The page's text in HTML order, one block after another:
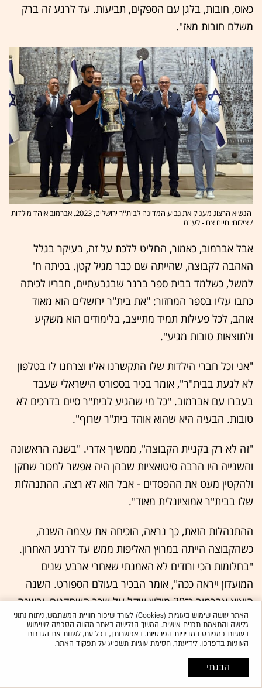
כאוס, חובות, בלגן עם הספקים, תביעות. עד לרגע זה ברק
משלם חובות מאז".
הנשיא הרצוג מעניק את גביע המדינה לבית''ר ירושלים, 2023. אברמוב אוהד מילדות
/ צילום: חיים צח - לע''מ
אבל אברמוב, כאמור, החליט ללכת על זה, בעיקר בגלל
האהבה לקבוצה, שהייתה שם כבר מגיל קטן. בכיתה ח'
למשל, כשלמד בבית ספר ברנר שבגבעתיים, חבריו לכיתה
כתבו עליו בספר המחזור: "את בית"ר ירושלים הוא מאוד
אוהב, לכל פעילות תמיד מתייצב, בלימודים הוא משקיע
ולתוצאות טובות מגיע".
"אני וכל חברי הילדות שלו התקשרנו אליו וצרחנו לו בטלפון
לא לגעת בבית"ר", אומר בכיר בספורט הישראלי שעבד
בעברו עם אברמוב. "כל מי שהגיע לבית"ר סיים בדרכים לא
טובות. הבעיה היא שהוא אוהד בית"ר שרוף".
"זה לא רק בקניית הקבוצה", ממשיך אדרי. "בשנה הראשונה
והשנייה היו הרבה סיטואציות שבהן היה אפשר למכור שחקן
ולהקטין מעט את ההפסדים - אבל הוא לא רצה. ההתנהלות
שלו בבית"ר אמוציונלית מאוד".
ההתנהלות הזאת, כך נראה, הוכיחה את עצמה השנה,
כשהקבוצה הייתה במרוץ האליפות ממש עד לרגע האחרון.
"בחלומות הכי ורודים לא האמנתי שאחרי ארבע שנים
המועדון ייראה ככה", אומר הבכיר בעולם הספורט. השנה
הוציא אברמוב כ־30 מיליון שקל על שכר השחקנים, ובשנה
הבאה המספר הזה אף צפוי לעלות.
אלא שהשבוע התחוללה בבית"ר ירושלים דרמה של ממש,
כאשר המועדון הודיע שהמאמן ברק יצחקי לא ימשיך עם
האתר עושה שימוש בעוגיות (Cookies) לצורך שיפור חוויית המשתמש, ניתוח נתוני
גלישה והתאמת תכנים אישית. המשך הגלישה באתר מהווה הסכמה לשימוש
בעוגיות כמפורטבמדיניות הפרטיות. באפשרותך, בכל עת, לשנות את הגדרות
העוגיות בדפדפן. לידיעתך, חסימת עוגיות תשפיע על תפקוד האתר.
הבנתי